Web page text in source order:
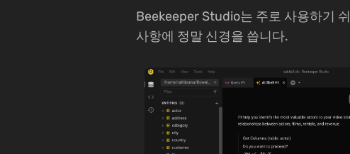
Beekeeper Studio는 주로 사용하기
사항에 정말 신경을 씁니다.